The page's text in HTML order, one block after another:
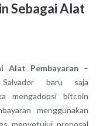
Sebagai Alat
Alat Pembayaran –
baru saja
mengadopsi bitcoin
menggunakan
menyetujui proposal